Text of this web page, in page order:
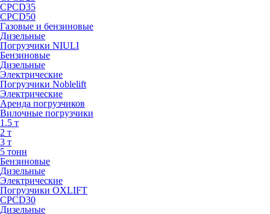
CPCD35
CPCD50
Газовые и бензиновые
Дизельные
Погрузчики NIULI
Бензиновые
Дизельные
Электрические
Погрузчики Noblelift
Электрические
Аренда погрузчиков
Вилочные погрузчики
1.5 т
2 т
3 т
5 тонн
Бензиновые
Дизельные
Электрические
Погрузчики OXLIFT
CPCD30
Дизельные